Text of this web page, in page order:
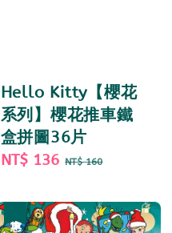
Hello Kitty【櫻花
系列】櫻花推車鐵
盒拼圖36片
Sale
NT$ 136 Regular
NT$ 160